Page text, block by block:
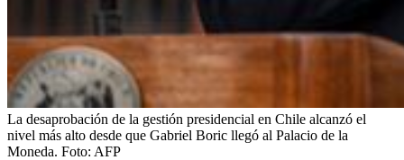
La desaprobación de la gestión presidencial en Chile alcanzó el
nivel más alto desde que Gabriel Boric llegó al Palacio de la
Moneda. Foto: AFP